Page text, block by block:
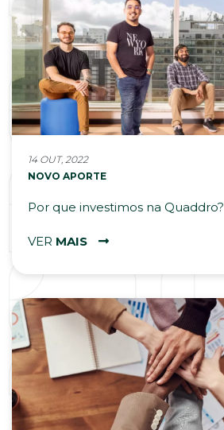
14 OUT, 2022
NOVO APORTE
Por que investimos na Quaddro?
VER MAIS